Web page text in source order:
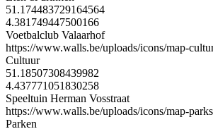
51.174483729164564
4.381749447500166
Voetbalclub Valaarhof
https://www.walls.be/uploads/icons/map-
Cultuur
51.18507308439982
4.437771051830258
Speeltuin Herman Vosstraat
https://www.walls.be/uploads/icons/map-
Parken